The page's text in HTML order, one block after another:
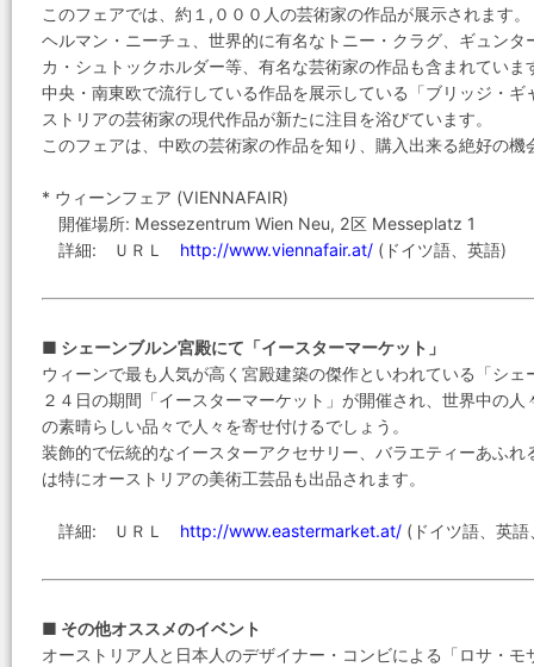
このフェアでは、約１,０００人の芸術家の作品が展示されます。
ヘルマン・ニーチュ、世界的に有名なトニー・クラグ、ギュン
カ・シュトックホルダー等、有名な芸術家の作品も含まれていま
中央・南東欧で流行している作品を展示している「ブリッジ・
ストリアの芸術家の現代作品が新たに注目を浴びています。
このフェアは、中欧の芸術家の作品を知り、購入出来る絶好の機
* ウィーンフェア (VIENNAFAIR)
開催場所: Messezentrum Wien Neu, 2区 Messeplatz 1
詳細: ＵＲＬ http://www.viennafair.at/ (ドイツ語、英語)
■ シェーンブルン宮殿にて「イースターマーケット」
ウィーンで最も人気が高く宮殿建築の傑作といわれている「シ
２４日の期間「イースターマーケット」が開催され、世界中の
の素晴らしい品々で人々を寄せ付けるでしょう。
装飾的で伝統的なイースターアクセサリー、バラエティーあふ
は特にオーストリアの美術工芸品も出品されます。
詳細: ＵＲＬ http://www.eastermarket.at/ (ドイツ語、英
■ その他オススメのイベント
オーストリア人と日本人のデザイナー・コンビによる「ロサ・